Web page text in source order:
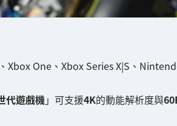
One、Xbox Series X|S、
代遊戲機」可支援4K的動能解析度與